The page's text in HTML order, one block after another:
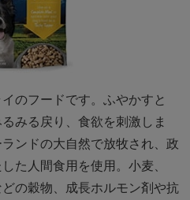
のフードです。ふやかすと
みる戻り、食欲を刺激しま
ンドの大自然で放牧され、政
た人間食用を使用。小麦、
の穀物、成長ホルモン剤や抗